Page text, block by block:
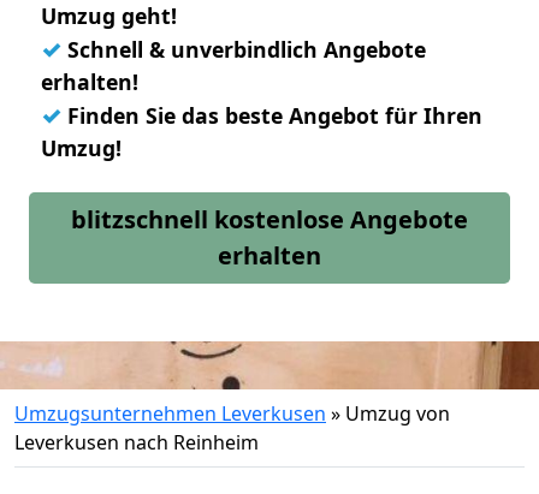
Umzug geht!
✓ Schnell & unverbindlich Angebote
erhalten!
✓ Finden Sie das beste Angebot für Ihren
Umzug!
blitzschnell kostenlose Angebote
erhalten
Umzugsunternehmen Leverkusen » Umzug von
Leverkusen nach Reinheim